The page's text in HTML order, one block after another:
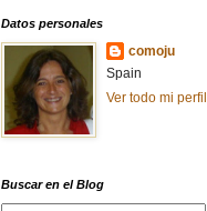
Datos personales
comoju
Spain
Ver todo mi perfil
Buscar en el Blog